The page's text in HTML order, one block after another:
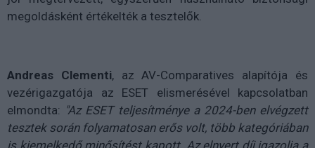
megoldásként értékelték a tesztelők.
Andreas Clementi, az AV-Comparatives alapítója és
vezérigazgatója az ESET elismerésével kapcsolatban
elmondta: "Az ESET teljesítménye a 2024-ben elvégzett
tesztek során folyamatosan erős volt, több kategóriában